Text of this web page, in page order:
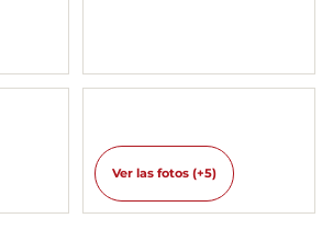
Ver las fotos (+5)